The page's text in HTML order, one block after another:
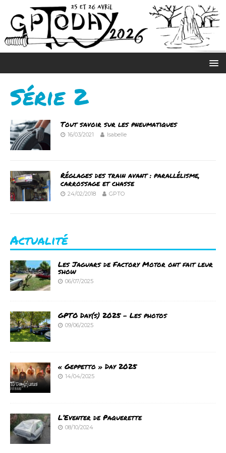
Série 2
Tout savoir sur les pneumatiques
16/03/2021 Isabelle
Réglages des train avant : parallélisme,
carrossage et chasse
24/02/2018 GPTO
Actualité
Les Jaguars de Factory Motor ont fait leur
show
06/07/2025
GPTO Day(s) 2025 – Les photos
09/06/2025
« Geppetto » Day 2025
14/04/2025
L’Eventer de Paquerette
08/10/2024